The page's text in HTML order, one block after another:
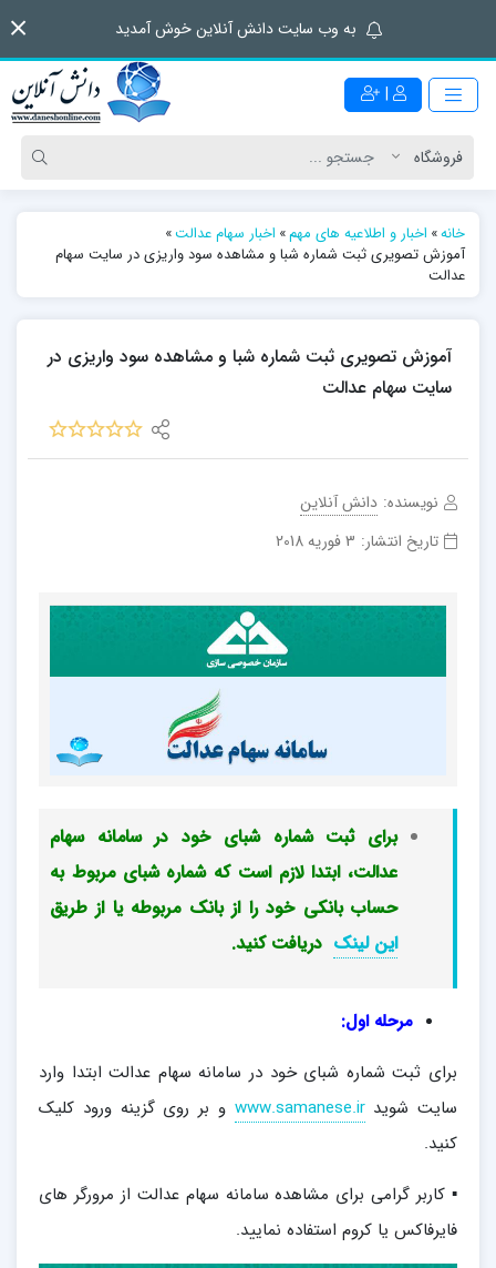
به وب سایت دانش آنلاین خوش آمدید
|
خانه» اخبار و اطلاعیه های مهم» اخبار سهام عدالت»
آموزش تصویری ثبت شماره شبا و مشاهده سود واریزی در سایت سهام
عدالت
آموزش تصویری ثبت شماره شبا و مشاهده سود واریزی در
سایت سهام عدالت
نویسنده: دانش آنلاین
تاریخ انتشار: 3 فوریه 2018
برای ثبت شماره شبای خود در سامانه سهام
عدالت، ابتدا لازم است که شماره شبای مربوط به
حساب بانکی خود را از بانک مربوطه یا از طریق
این لینک دریافت کنید.
مرحله اول:
برای ثبت شماره شبای خود در سامانه سهام عدالت ابتدا وارد
سایت شویدwww.samanese.ir و بر روی گزینه ورود کلیک
کنید.
▪ کاربر گرامی برای مشاهده سامانه سهام عدالت از مرورگر های
فایرفاکس یا کروم استفاده نمایید.